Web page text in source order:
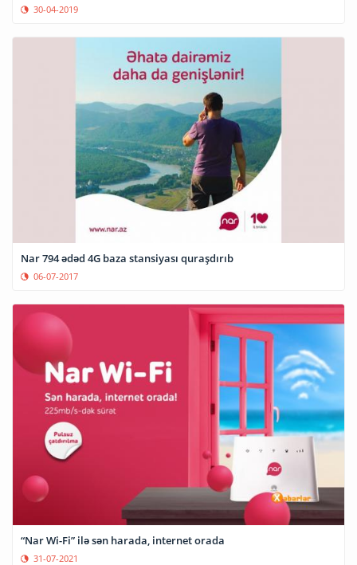
30-04-2019
Nar 794 ədəd 4G baza stansiyası quraşdırıb
06-07-2017
“Nar Wi-Fi” ilə sən harada, internet orada
31-07-2021